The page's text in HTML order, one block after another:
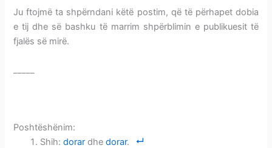
Ju ftojmë ta shpërndani këtë postim, që të përhapet dobia
e tij dhe së bashku të marrim shpërblimin e publikuesit të
fjalës së mirë.
Poshtëshënim:
Shih:dorar dhedorar.